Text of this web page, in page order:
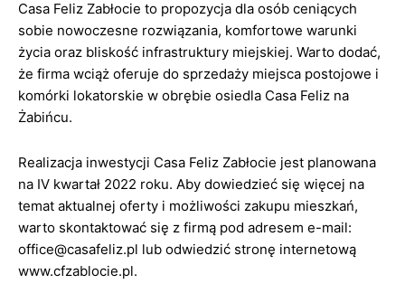
Casa Feliz Zabłocie to propozycja dla osób ceniących
sobie nowoczesne rozwiązania, komfortowe warunki
życia oraz bliskość infrastruktury miejskiej. Warto dodać,
że firma wciąż oferuje do sprzedaży miejsca postojowe i
komórki lokatorskie w obrębie osiedla Casa Feliz na
Żabińcu.
Realizacja inwestycji Casa Feliz Zabłocie jest planowana
na IV kwartał 2022 roku. Aby dowiedzieć się więcej na
temat aktualnej oferty i możliwości zakupu mieszkań,
warto skontaktować się z firmą pod adresem e-mail:
office@casafeliz.pl lub odwiedzić stronę internetową
www.cfzablocie.pl.